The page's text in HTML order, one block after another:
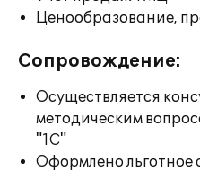
Ценообразование,
Сопровождение:
Осуществляется
методическим
"1С"
Оформлено